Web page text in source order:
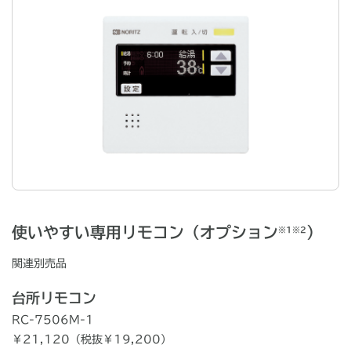
使いやすい専用リモコン（オプション ※1※2 ）
関連別売品
台所リモコン
RC-7506M-1
￥21,120（税抜￥19,200）